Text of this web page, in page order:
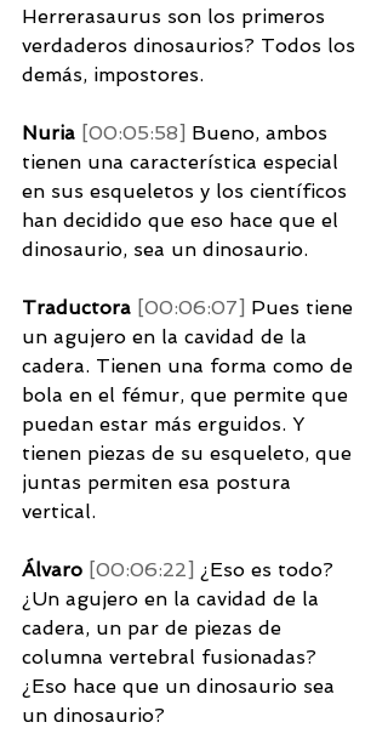
Herrerasaurus son los primeros
verdaderos dinosaurios? Todos los
demás, impostores.
Nuria [00:05:58] Bueno, ambos
tienen una característica especial
en sus esqueletos y los científicos
han decidido que eso hace que el
dinosaurio, sea un dinosaurio.
Traductora [00:06:07] Pues tiene
un agujero en la cavidad de la
cadera. Tienen una forma como de
bola en el fémur, que permite que
puedan estar más erguidos. Y
tienen piezas de su esqueleto, que
juntas permiten esa postura
vertical.
Álvaro [00:06:22] ¿Eso es todo?
¿Un agujero en la cavidad de la
cadera, un par de piezas de
columna vertebral fusionadas?
¿Eso hace que un dinosaurio sea
un dinosaurio?